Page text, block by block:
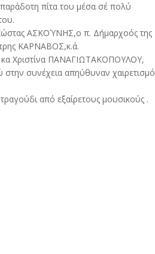
πίτα του μέσα σέ πολύ
ΑΣΚΟΎΝΗΣ,ο π. Δήμαρχοός της
ΚΑΡΝΑΒΟΣ,κ.ά.
Χριστίνα ΠΑΝΑΓΙΩΤΑΚΟΠΟΥΛΟΥ,
συνέχεια απηύθυναν χαιρετισμό
από εξαίρετους μουσικούς .